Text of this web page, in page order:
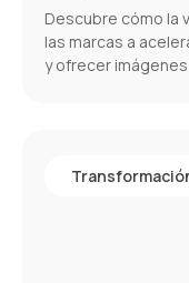
Descubre cómo la
las marcas a
y ofrecer